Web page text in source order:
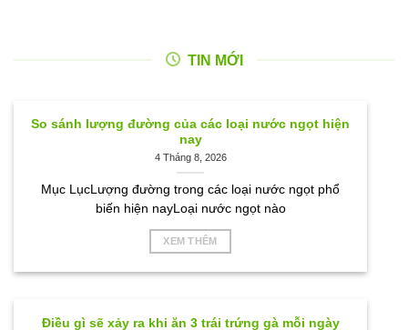
TIN MỚI
So sánh lượng đường của các loại nước ngọt hiện
nay
4 Tháng 8, 2026
Mục LụcLượng đường trong các loại nước ngọt phổ
biến hiện nayLoại nước ngọt nào
XEM THÊM
Điều gì sẽ xảy ra khi ăn 3 trái trứng gà mỗi ngày